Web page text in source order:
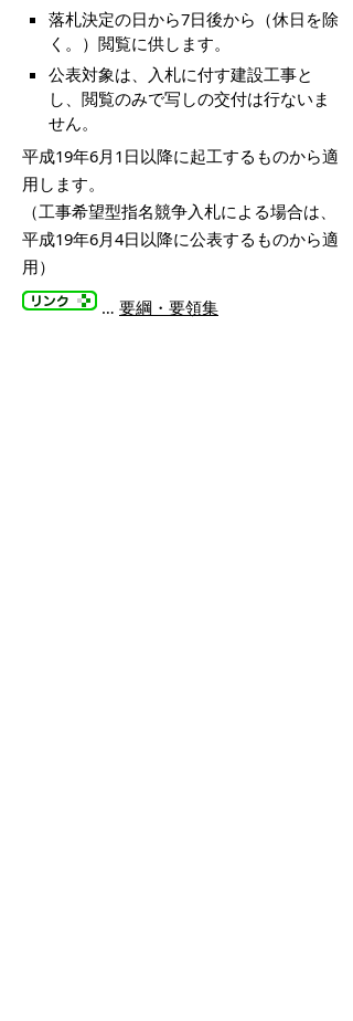
落札決定の日から7日後から（休日を除
く。）閲覧に供します。
公表対象は、入札に付す建設工事と
し、閲覧のみで写しの交付は行ないま
せん。
平成19年6月1日以降に起工するものから適
用します。
（工事希望型指名競争入札による場合は、
平成19年6月4日以降に公表するものから適
用）
… 要綱・要領集